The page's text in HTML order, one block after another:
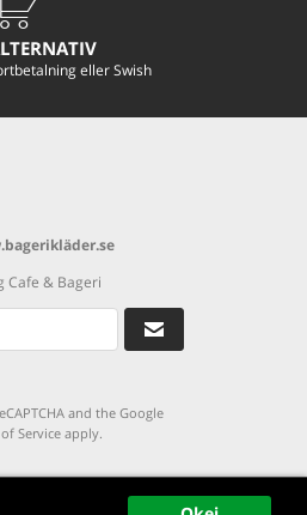
eller Swish
Cafe & Bageri
and the Google
Service apply.